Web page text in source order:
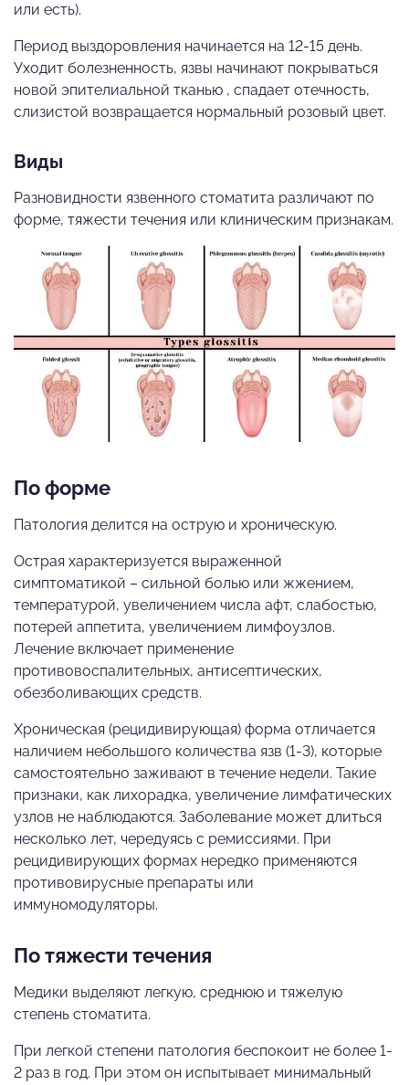
или есть).
Период выздоровления начинается на 12-15 день.
Уходит болезненность, язвы начинают покрываться
новой эпителиальной тканью , спадает отечность,
слизистой возвращается нормальный розовый цвет.
Виды
Разновидности язвенного стоматита различают по
форме, тяжести течения или клиническим признакам.
По форме
Патология делится на острую и хроническую.
Острая характеризуется выраженной
симптоматикой – сильной болью или жжением,
температурой, увеличением числа афт, слабостью,
потерей аппетита, увеличением лимфоузлов.
Лечение включает применение
противовоспалительных, антисептических,
обезболивающих средств.
Хроническая (рецидивирующая) форма отличается
наличием небольшого количества язв (1-3), которые
самостоятельно заживают в течение недели. Такие
признаки, как лихорадка, увеличение лимфатических
узлов не наблюдаются. Заболевание может длиться
несколько лет, чередуясь с ремиссиями. При
рецидивирующих формах нередко применяются
противовирусные препараты или
иммуномодуляторы.
По тяжести течения
Медики выделяют легкую, среднюю и тяжелую
степень стоматита.
При легкой степени патология беспокоит не более 1-
2 раз в год. При этом он испытывает минимальный